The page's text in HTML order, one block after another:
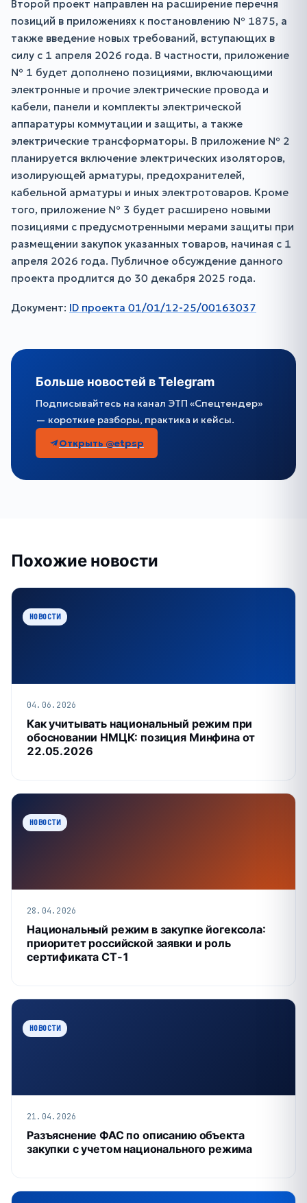
Второй проект направлен на расширение перечня
позиций в приложениях к постановлению № 1875, а
также введение новых требований, вступающих в
силу с 1 апреля 2026 года. В частности, приложение
№ 1 будет дополнено позициями, включающими
электронные и прочие электрические провода и
кабели, панели и комплекты электрической
аппаратуры коммутации и защиты, а также
электрические трансформаторы. В приложение № 2
планируется включение электрических изоляторов,
изолирующей арматуры, предохранителей,
кабельной арматуры и иных электротоваров. Кроме
того, приложение № 3 будет расширено новыми
позициями с предусмотренными мерами защиты при
размещении закупок указанных товаров, начиная с 1
апреля 2026 года. Публичное обсуждение данного
проекта продлится до 30 декабря 2025 года.
Документ: ID проекта 01/01/12-25/00163037
Больше новостей в Telegram
Подписывайтесь на канал ЭТП «Спецтендер»
— короткие разборы, практика и кейсы.
Открыть @etpsp
Похожие новости
НОВОСТИ
04.06.2026
Как учитывать национальный режим при
обосновании НМЦК: позиция Минфина от
22.05.2026
НОВОСТИ
28.04.2026
Национальный режим в закупке йогексола:
приоритет российской заявки и роль
сертификата СТ‑1
НОВОСТИ
21.04.2026
Разъяснение ФАС по описанию объекта
закупки с учетом национального режима